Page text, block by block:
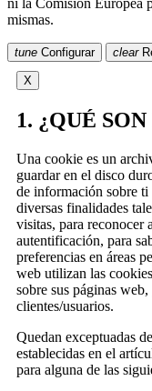
ni la Comisión Europea
mismas.
tune Configurar clear
X
1. ¿QUÉ
Una cookie es un
guardar en el disco
de información sobre
diversas finalidades
visitas, para reconocer
autentificación, para
preferencias en áreas
web utilizan las
sobre sus páginas
clientes/usuarios.
Quedan exceptuadas
establecidas en el
para alguna de las